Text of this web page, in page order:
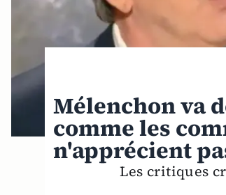
Mélenchon va
comme les
n'apprécient
Les critiques